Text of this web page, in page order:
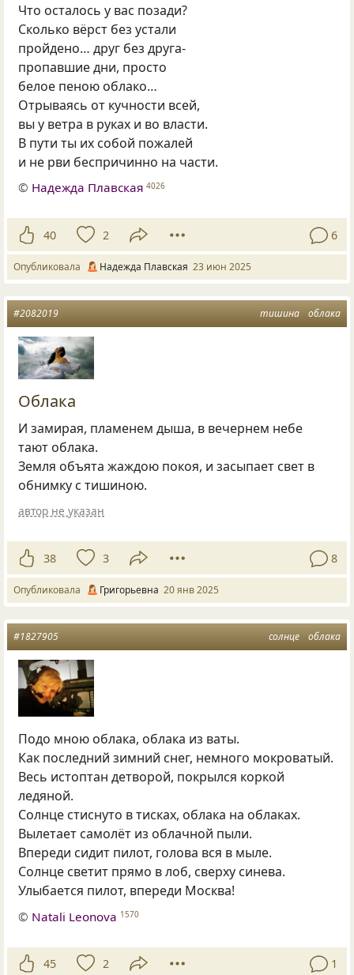
Что осталось у вас позади?
Сколько вёрст без устали
пройдено… друг без друга-
пропавшие дни, просто
белое пеною облако…
Отрываясь от кучности всей,
вы у ветра в руках и во власти.
В пути ты их собой пожалей
и не рви беспричинно на части.
© Надежда Плавская 4026
40 2 6
Опубликовала Надежда Плавская 23 июн 2025
тишина облака
#2082019
Облака
И замирая, пламенем дыша, в вечернем небе
тают облака.
Земля объята жаждою покоя, и засыпает свет в
обнимку с тишиною.
автор не указан
38 3 8
Опубликовала Григорьевна 20 янв 2025
солнце облака
#1827905
Подо мною облака, облака из ваты.
Как последний зимний снег, немного мокроватый.
Весь истоптан детворой, покрылся коркой
ледяной.
Солнце стиснуто в тисках, облака на облаках.
Вылетает самолёт из облачной пыли.
Впереди сидит пилот, голова вся в мыле.
Солнце светит прямо в лоб, сверху синева.
Улыбается пилот, впереди Москва!
© Natali Leonova 1570
45 2 1